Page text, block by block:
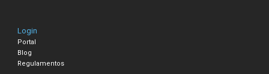
Login
Portal
Blog
Regulamentos